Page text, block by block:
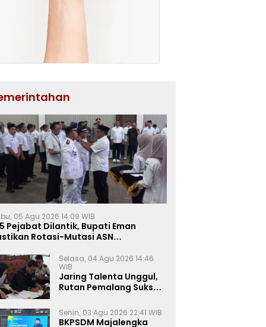
05 Agu 2026 14:09 WIB
Pejabat Dilantik, Bupati Eman
Rotasi-Mutasi ASN
Selasa, 04 Agu 2026 14:46
WIB
Jaring Talenta Unggul,
Rutan Pemalang Sukses
Wawancara Magang
Kemnaker
Senin, 03 Agu 2026 22:41 WIB
BKPSDM Majalengka